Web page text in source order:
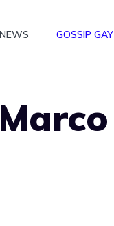
GOSSIP GAY